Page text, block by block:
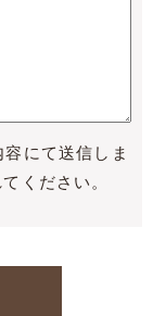
にて送信しま
ください。